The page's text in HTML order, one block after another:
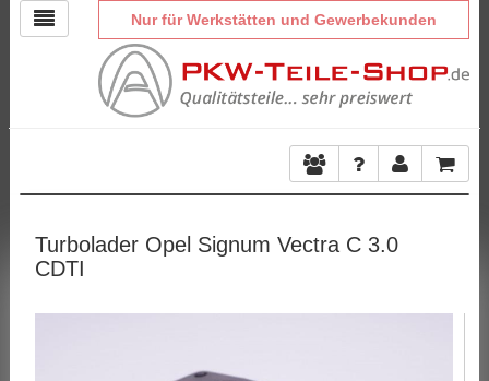
Nur für Werkstätten und Gewerbekunden
Turbolader Opel Signum Vectra C 3.0
CDTI